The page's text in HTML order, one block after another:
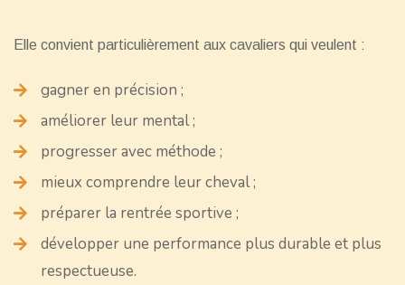
Elle convient particulièrement aux cavaliers qui veulent :
gagner en précision ;
améliorer leur mental ;
progresser avec méthode ;
mieux comprendre leur cheval ;
préparer la rentrée sportive ;
développer une performance plus durable et plus
respectueuse.